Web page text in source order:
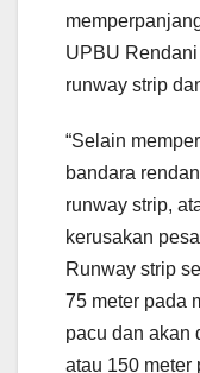
UPBU
runway strip
“Selain
bandara
runway strip,
kerusakan
Runway strip
75 meter pada
pacu dan akan
atau 150 meter